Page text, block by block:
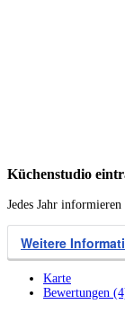
Küchenstudio
Jedes Jahr
Weitere
Karte
Bewertungen